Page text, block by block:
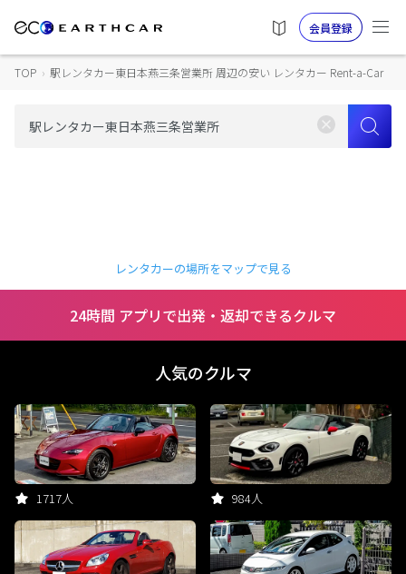
会員登録
TOP › 駅レンタカー東日本燕三条営業所 周辺の安い レンタカー Rent-a-Car
レンタカーの場所をマップで見る
24時間 アプリで出発・返却できるクルマ
人気のクルマ
1717人 984人